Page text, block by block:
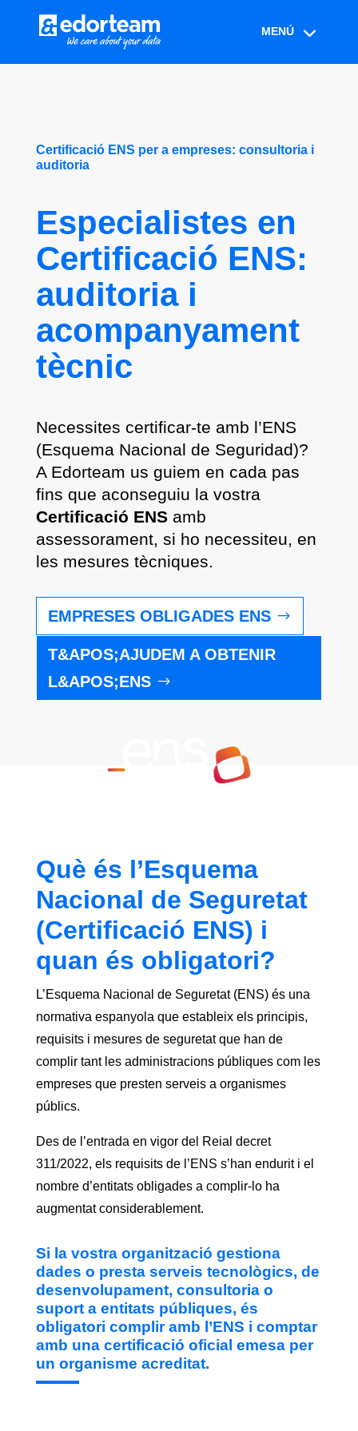
Certificació ENS per a empreses: consultoria i
auditoria
Especialistes en
Certificació ENS:
auditoria i
acompanyament
tècnic
Necessites certificar-te amb l’ENS
(Esquema Nacional de Seguridad)?
A Edorteam us guiem en cada pas
fins que aconseguiu la vostra
Certificació ENSamb
assessorament, si ho necessiteu, en
les mesures tècniques.
EMPRESES OBLIGADES ENS
T&APOS;AJUDEM A OBTENIR
L&APOS;ENS
Què és l’Esquema
Nacional de Seguretat
(Certificació ENS) i
quan és obligatori?
L’Esquema Nacional de Seguretat (ENS) és una
normativa espanyola que estableix els principis,
requisits i mesures de seguretat que han de
complir tant les administracions públiques com les
empreses que presten serveis a organismes
públics.
Des de l’entrada en vigor del Reial decret
311/2022, els requisits de l’ENS s’han endurit i el
nombre d’entitats obligades a complir-lo ha
augmentat considerablement.
Si la vostra organització gestiona
dades o presta serveis tecnològics, de
desenvolupament, consultoria o
suport a entitats públiques, és
obligatori complir amb l’ENS i comptar
amb una certificació oficial emesa per
un organisme acreditat.